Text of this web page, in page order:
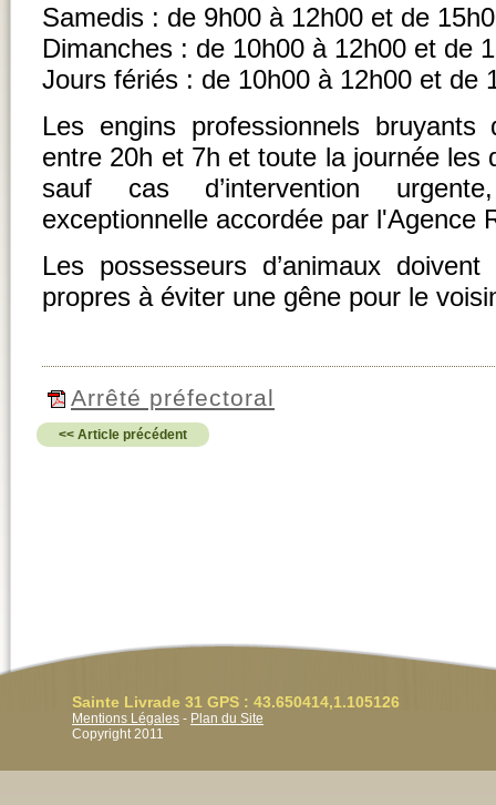
Samedis : de 9h00 à 12h00 et de
Dimanches : de 10h00 à 12h00 et de
Jours fériés : de 10h00 à 12h00 et de
Les engins professionnels bruyants
entre 20h et 7h et toute la journée les
sauf cas d’intervention
exceptionnelle accordée par l'Agence
Les possesseurs d’animaux
propres à éviter une gêne pour le
Arrêté préfectoral
<< Article précédent
Sainte Livrade 31 GPS : 43.650414,1.105126
Mentions Légales - Plan du Site
Copyright 2011